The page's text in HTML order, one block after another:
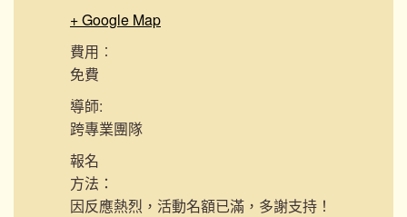
+ Google Map
費用︰
免費
導師:
跨專業團隊
報名
方法：
因反應熱烈，活動名額已滿，多謝支持！